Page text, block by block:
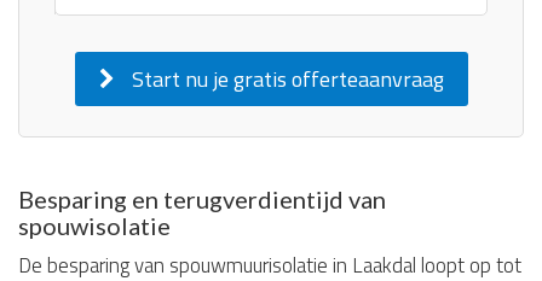
Start nu je gratis offerteaanvraag
Besparing en terugverdientijd van
spouwisolatie
De besparing van spouwmuurisolatie in Laakdal loopt op tot